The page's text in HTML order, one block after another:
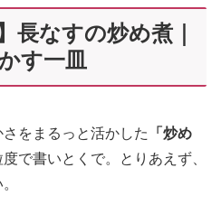
長なすの炒め煮｜
す一皿
をまるっと活かした
「炒め
で書いとくで。とりあえず、